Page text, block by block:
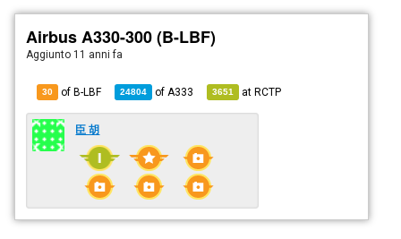
Airbus A330-300 (B-LBF)
Aggiunto 11 anni fa
30 of B-LBF 24804 of A333 3651 atRCTP
臣 胡